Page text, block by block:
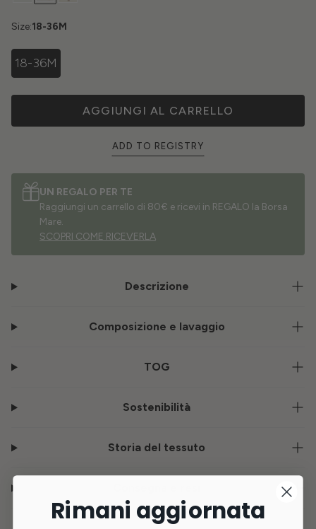
Size:18-36M
18-36M
AGGIUNGI AL CARRELLO
ADD TO REGISTRY
UN REGALO PER TE
Raggiungi un carrello di 80€ e ricevi in REGALO la Borsa
Mare.
SCOPRI COME RICEVERLA
Descrizione
Composizione e lavaggio
TOG
Sostenibilità
Storia del tessuto
Rimani aggiornata